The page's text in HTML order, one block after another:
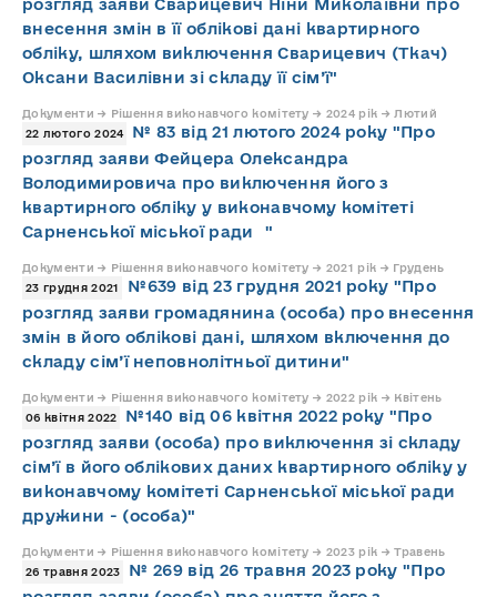
розгляд заяви Сварицевич Ніни Миколаївни про
внесення змін в її облікові дані квартирного
обліку, шляхом виключення Сварицевич (Ткач)
Оксани Василівни зі складу її сім’ї"
Документи → Рішення виконавчого комітету → 2024 рік → Лютий
22 лютого 2024
№ 83 від 21 лютого 2024 року "Про
розгляд заяви Фейцера Олександра
Володимировича про виключення його з
квартирного обліку у виконавчому комітеті
Сарненської міської ради "
Документи → Рішення виконавчого комітету → 2021 рік → Грудень
23 грудня 2021
№639 від 23 грудня 2021 року "Про
розгляд заяви громадянина (особа) про внесення
змін в його облікові дані, шляхом включення до
складу сім’ї неповнолітньої дитини"
Документи → Рішення виконавчого комітету → 2022 рік → Квітень
06 квітня 2022
№140 від 06 квітня 2022 року "Про
розгляд заяви (особа) про виключення зі складу
сім’ї в його облікових даних квартирного обліку у
виконавчому комітеті Сарненської міської ради
дружини - (особа)"
Документи → Рішення виконавчого комітету → 2023 рік → Травень
26 травня 2023
№ 269 від 26 травня 2023 року "Про